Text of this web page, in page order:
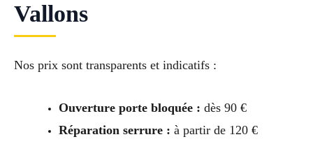
Vallons
Nos prix sont transparents et indicatifs :
Ouverture porte bloquée : dès 90 €
Réparation serrure : à partir de 120 €